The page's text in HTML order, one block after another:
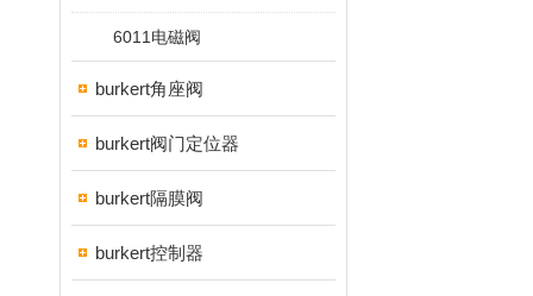
6011电磁阀
burkert角座阀
burkert阀门定位器
burkert隔膜阀
burkert控制器